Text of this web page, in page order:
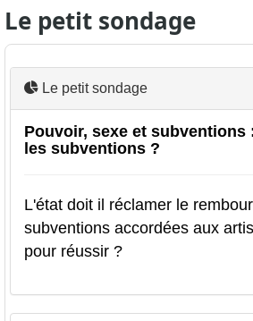
Le petit sondage
Le petit sondage
Pouvoir, sexe et subventions
les subventions ?
L'état doit il réclamer le
subventions accordées aux
pour réussir ?